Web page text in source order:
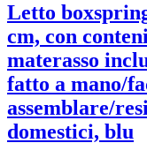
Letto
cm, con
materasso
fatto a mano/
assemblare/
domestici, blu